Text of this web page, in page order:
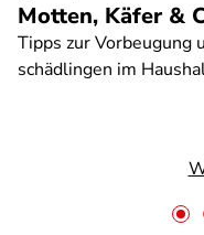
Motten, Käfer &
Tipps zur Vorbeugung
schädlingen im